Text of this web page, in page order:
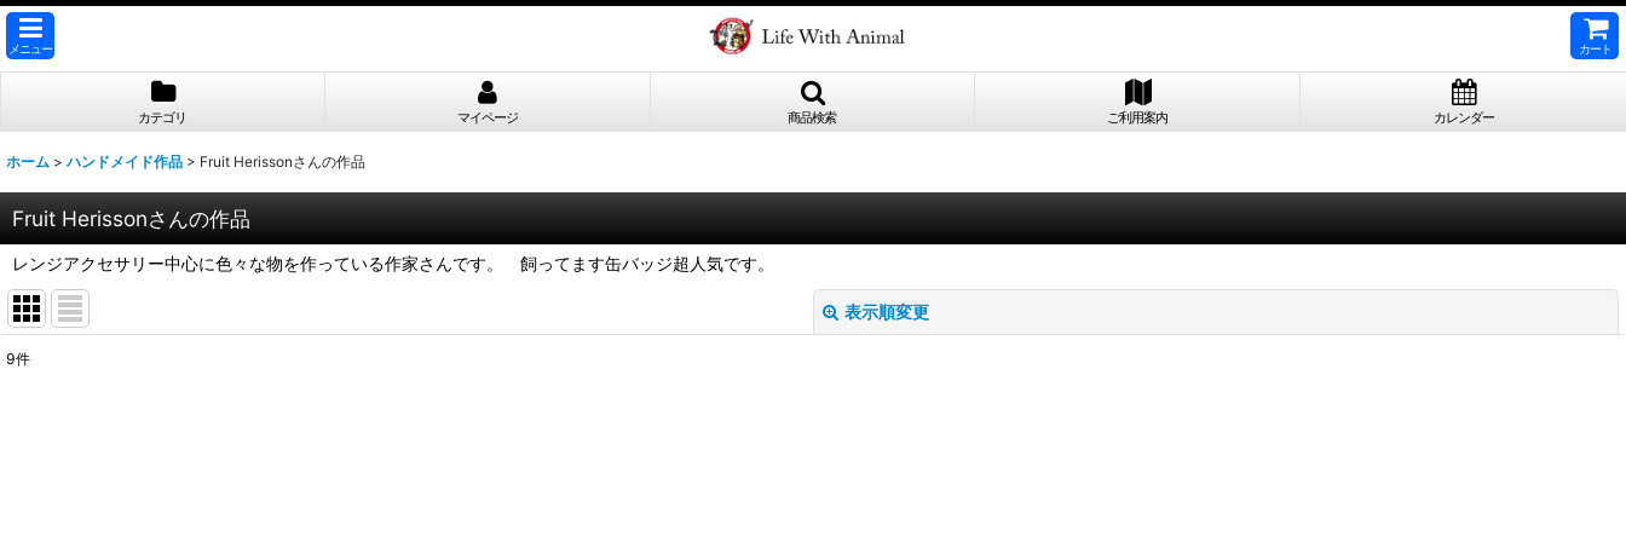
メニュー カート
カテゴリ マイページ 商品検索 ご利用案内 カレンダー
ホーム > ハンドメイド作品 > Fruit Herissonさんの作品
Fruit Herissonさんの作品
レンジアクセサリー中心に色々な物を作っている作家さんです。 飼ってます缶バッジ超人気です。
表示順変更
9件